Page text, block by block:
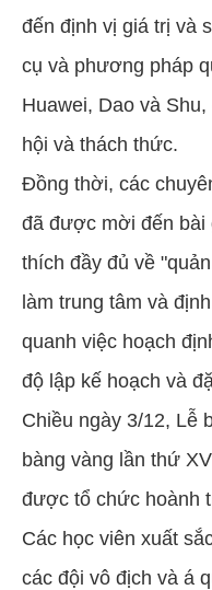
đến định vị giá trị và
cụ và phương pháp
Huawei, Dao và
hội và thách thức.
Đồng thời, các
đã được mời đến bài
thích đầy đủ về
làm trung tâm và
quanh việc hoạch
độ lập kế hoạch và
Chiều ngày 3/12, Lễ
bàng vàng lần thứ
được tổ chức hoành
Các học viên xuất
các đội vô địch và á